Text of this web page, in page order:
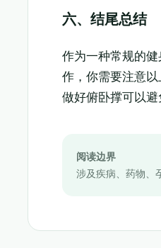
六、结尾总结
作为一种常规的
作，你需要注意
做好俯卧撑可以避
阅读边界
涉及疾病、药物、